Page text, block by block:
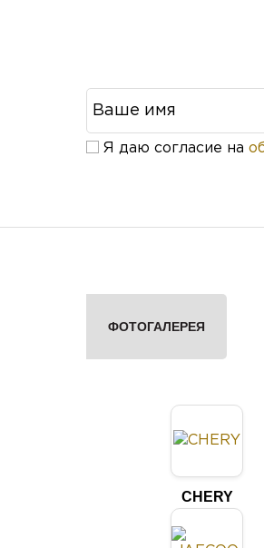
Я даю согласие на
ФОТОГАЛЕРЕЯ
CHERY